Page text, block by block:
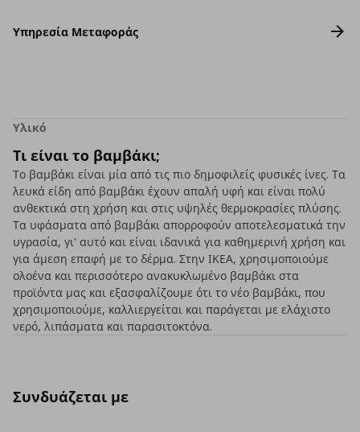
Υπηρεσία Μεταφοράς
Υλικό
Τι είναι το βαμβάκι;
Το βαμβάκι είναι μία από τις πιο δημοφιλείς φυσικές ίνες. Τα
λευκά είδη από βαμβάκι έχουν απαλή υφή και είναι πολύ
ανθεκτικά στη χρήση και στις υψηλές θερμοκρασίες πλύσης.
Τα υφάσματα από βαμβάκι απορροφούν αποτελεσματικά την
υγρασία, γι' αυτό και είναι ιδανικά για καθημερινή χρήση και
για άμεση επαφή με το δέρμα. Στην ΙΚΕΑ, χρησιμοποιούμε
ολοένα και περισσότερο ανακυκλωμένο βαμβάκι στα
προϊόντα μας και εξασφαλίζουμε ότι το νέο βαμβάκι, που
χρησιμοποιούμε, καλλιεργείται και παράγεται με ελάχιστο
νερό, λιπάσματα και παρασιτοκτόνα.
Συνδυάζεται με